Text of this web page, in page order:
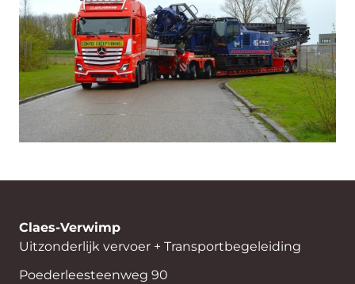
Claes-Verwimp
Uitzonderlijk vervoer + Transportbegeleiding
Poederleesteenweg 90